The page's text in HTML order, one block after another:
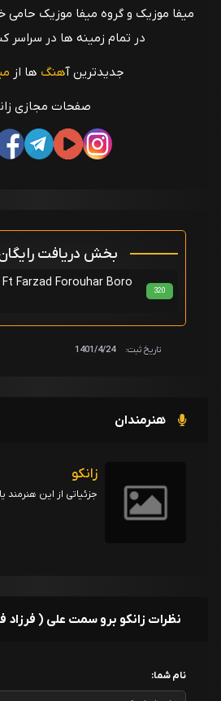
میفا موزیک و گروه میفا موزیک حامی
در تمام زمینه ها در سراسر
جدیدترین آهنگ ها از
صفحات مجازی
بخش دریافت
320
تاریخ ثبت: 1401/4/24
هنرمندان
زانکو
جزئیاتی از این
نظرات زانکو برو سمت علی ( فرزاد
نام شما: